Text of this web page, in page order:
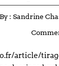
By : Sandrine
article/